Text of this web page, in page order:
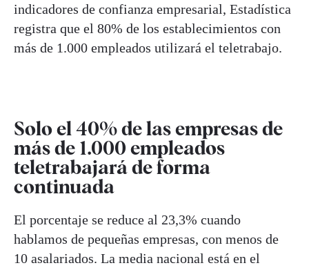
indicadores de confianza empresarial, Estadística
registra que el 80% de los establecimientos con
más de 1.000 empleados utilizará el teletrabajo.
Solo el 40% de las empresas de
más de 1.000 empleados
teletrabajará de forma
continuada
El porcentaje se reduce al 23,3% cuando
hablamos de pequeñas empresas, con menos de
10 asalariados. La media nacional está en el